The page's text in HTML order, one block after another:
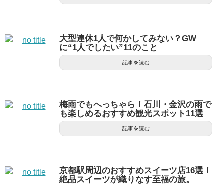
大型連休1人で何かしてみない？GW
に“1人でしたい”11のこと
記事を読む
梅雨でもへっちゃら！石川・金沢の雨で
も楽しめるおすすめ観光スポット11選
記事を読む
京都駅周辺のおすすめスイーツ店16選！
絶品スイーツが織りなす至福の旅。